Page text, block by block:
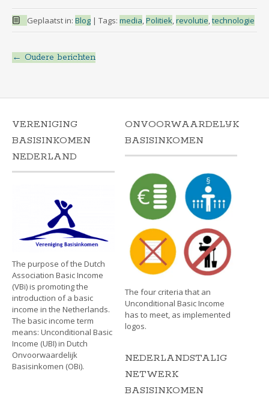
Geplaatst in: Blog | Tags: media,Politiek,revolutie,technologie
Berichtnavigatie
← Oudere berichten
VERENIGING
BASISINKOMEN
NEDERLAND
The purpose of the Dutch
Association Basic Income
(VBi) is promoting the
introduction of a basic
income in the Netherlands.
The basic income term
means: Unconditional Basic
Income (UBI) in Dutch
Onvoorwaardelijk
Basisinkomen (OBi).
ONVOORWAARDELIJK
BASISINKOMEN
The four criteria that an
Unconditional Basic Income
has to meet, as implemented
logos.
NEDERLANDSTALIG
NETWERK
BASISINKOMEN